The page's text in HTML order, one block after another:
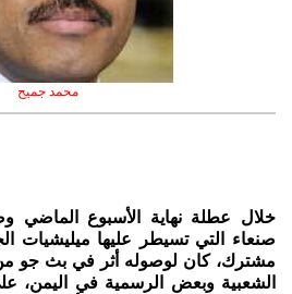
محمد جميح
خلال عطلة نهاية الأسبوع الماضي
صنعاء التي تسيطر عليها ميليشيات
مشترك، كان لوصوله أثر في بث جو
الشعبية وبعض الرسمية في اليمن،